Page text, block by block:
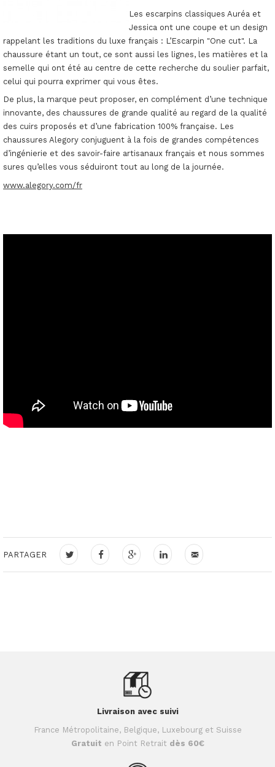
Les escarpins classiques Auréa et
Jessica ont une coupe et un design
rappelant les traditions du luxe français : L’Escarpin "One cut". La
chaussure étant un tout, ce sont aussi les lignes, les matières et la
semelle qui ont été au centre de cette recherche du soulier parfait,
celui qui pourra exprimer qui vous êtes.
De plus, la marque peut proposer, en complément d’une technique
innovante, des chaussures de grande qualité au regard de la qualité
des cuirs proposés et d’une fabrication 100% française. Les
chaussures Alegory conjuguent à la fois de grandes compétences
d’ingénierie et des savoir-faire artisanaux français et nous sommes
sures qu’elles vous séduiront tout au long de la journée.
www.alegory.com/fr
PARTAGER
Livraison avec suivi
France Métropolitaine, Belgique, Luxebourg et Suisse
Gratuit en Point Retrait dès 60€